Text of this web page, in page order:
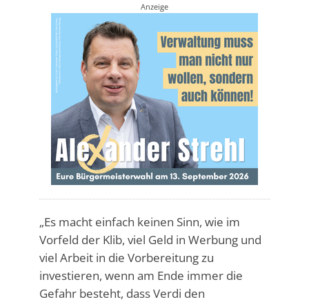
Anzeige
„Es macht einfach keinen Sinn, wie im
Vorfeld der Klib, viel Geld in Werbung und
viel Arbeit in die Vorbereitung zu
investieren, wenn am Ende immer die
Gefahr besteht, dass Verdi den